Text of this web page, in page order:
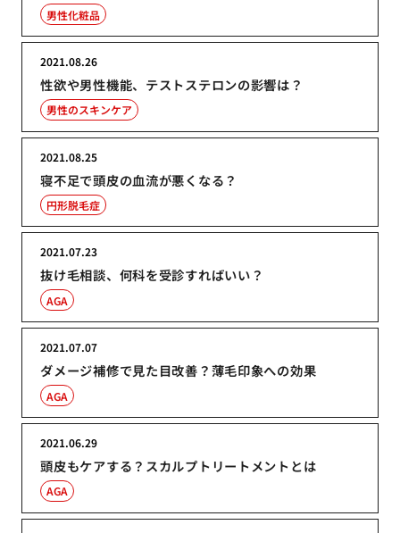
男性化粧品
性欲や男性機能、テストステロンの影響は？
2021.08.26
男性のスキンケア
寝不足で頭皮の血流が悪くなる？
2021.08.25
円形脱毛症
抜け毛相談、何科を受診すればいい？
2021.07.23
AGA
ダメージ補修で見た目改善？薄毛印象への効果
2021.07.07
AGA
頭皮もケアする？スカルプトリートメントとは
2021.06.29
AGA